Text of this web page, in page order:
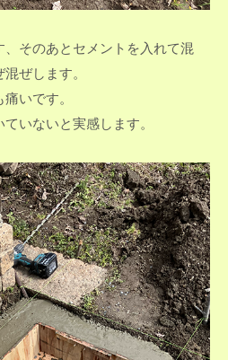
そのあとセメントを入れて混
ぜします。
いです。
いないと実感します。